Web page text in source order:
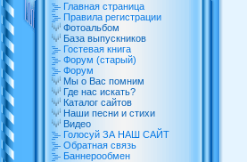
Главная страница
Правила регистрации
Фотоальбом
База выпускников
Гостевая книга
Форум (старый)
Форум
Мы о Вас помним
Где нас искать?
Каталог сайтов
Наши песни и стихи
Видео
Голосуй ЗА НАШ САЙТ
Обратная связь
Баннерообмен